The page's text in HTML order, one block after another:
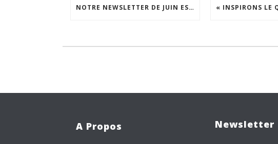
NOTRE NEWSLETTER DE JUIN EST EN LIGNE !
A Propos Newsletter